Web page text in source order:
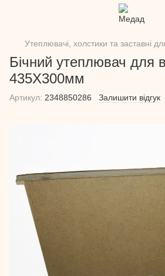
Утеплювачі, холстики та заставні
Бічний утеплювач для
435Х300мм
Артикул: 2348850286 Залишити відгук